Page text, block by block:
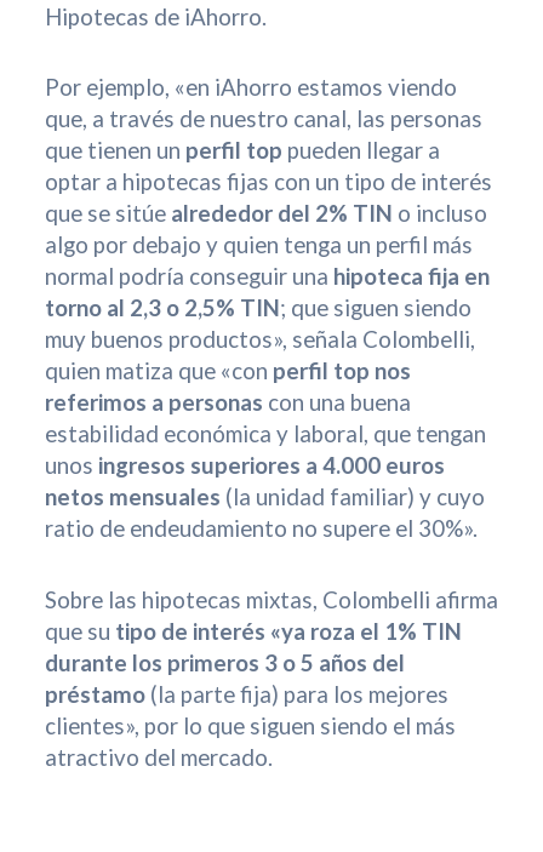
Hipotecas de iAhorro.
Por ejemplo, «en iAhorro estamos viendo
que, a través de nuestro canal, las personas
que tienen un perfil top pueden llegar a
optar a hipotecas fijas con un tipo de interés
que se sitúe alrededor del 2% TIN o incluso
algo por debajo y quien tenga un perfil más
normal podría conseguir una hipoteca fija en
torno al 2,3 o 2,5% TIN; que siguen siendo
muy buenos productos», señala Colombelli,
quien matiza que «con perfil top nos
referimos a personas con una buena
estabilidad económica y laboral, que tengan
unos ingresos superiores a 4.000 euros
netos mensuales (la unidad familiar) y cuyo
ratio de endeudamiento no supere el 30%».
Sobre las hipotecas mixtas, Colombelli afirma
que su tipo de interés «ya roza el 1% TIN
durante los primeros 3 o 5 años del
préstamo (la parte fija) para los mejores
clientes», por lo que siguen siendo el más
atractivo del mercado.